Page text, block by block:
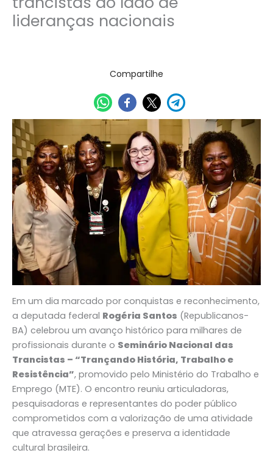
lideranças nacionais
Compartilhe
Em um dia marcado por conquistas e reconhecimento,
a deputada federal Rogéria Santos (Republicanos-
BA) celebrou um avanço histórico para milhares de
profissionais durante o Seminário Nacional das
Trancistas – “Trançando História, Trabalho e
Resistência”, promovido pelo Ministério do Trabalho e
Emprego (MTE). O encontro reuniu articuladoras,
pesquisadoras e representantes do poder público
comprometidos com a valorização de uma atividade
que atravessa gerações e preserva a identidade
cultural brasileira.